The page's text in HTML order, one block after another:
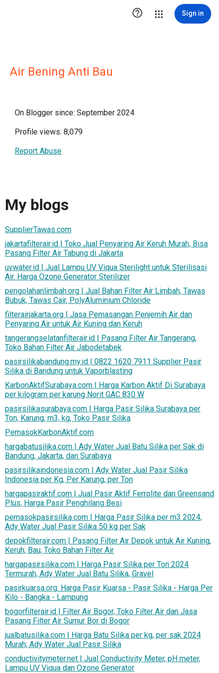
 Sign in
Air Bening Anti Bau
On Blogger since: September 2024
Profile views: 8,079
Report Abuse
My blogs
SupplierTawas.com
jakartafilterair.id | Toko Jual Penyaring Air Keruh Murah, Bisa
Pasang Filter Air Tabung di Jakarta
uvwater.id | Jual Lampu UV Viqua Sterilight untuk Sterilisasi
Air. Harga Ozone Generator Sterilizer
pengolahanlimbah.org | Jual Bahan Filter Air Limbah, Tawas
Bubuk, Tawas Cair, PolyAluminium Chloride
filterairjakarta.org | Jasa Pemasangan Penjernih Air dan
Penyaring Air untuk Air Kuning dan Keruh
tangerangselatanfilterair.id | Pasang Filter Air Tangerang,
Toko Bahan Filter Air Jabodetabek
pasirsilikabandung.my.id | 0822 1620 7911 Supplier Pasir
Silika di Bandung untuk Vaporblasting
KarbonAktifSurabaya.com | Harga Karbon Aktif Di Surabaya
per kilogram per karung Norit GAC 830 W
pasirsilikasurabaya.com | Harga Pasir Silika Surabaya per
Ton, Karung, m3, kg, Toko Pasir Silika
PemasokKarbonAktif.com
hargabatusilika.com | Ady Water Jual Batu Silika per Sak di
Bandung, Jakarta, dan Surabaya
pasirsilikaindonesia.com | Ady Water Jual Pasir Silika
Indonesia per Kg, Per Karung, per Ton
hargapasiraktif.com | Jual Pasir Aktif Ferrolite dan Greensand
Plus, Harga Pasir Penghilang Besi
pemasokpasirsilika.com | Harga Pasir Silika per m3 2024,
Ady Water Jual Pasir Silika 50 kg per Sak
depokfilterair.com | Pasang Filter Air Depok untuk Air Kuning,
Keruh, Bau; Toko Bahan Filter Air
hargapasirsilika.com | Harga Pasir Silika per Ton 2024
Termurah, Ady Water Jual Batu Silika, Gravel
pasirkuarsa.org: Harga Pasir Kuarsa - Pasir Silika - Harga Per
Kilo - Bangka - Lampung
bogorfilterair.id | Filter Air Bogor, Toko Filter Air dan Jasa
Pasang Filter Air Sumur Bor di Bogor
jualbatusilika.com | Harga Batu Silika per kg, per sak 2024
Murah; Ady Water Jual Pasir Silika
conductivitymeter.net | Jual Conductivity Meter, pH meter,
Lampu UV Viqua dan Ozone Generator